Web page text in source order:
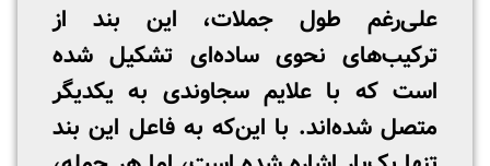
علی‌رغم طول جملات، این بند از
ترکیب‌های نحوی ساده‌ای تشکیل شده
است که با علایم سجاوندی به یکدیگر
متصل شده‌اند. با این‌که به فاعل این بند